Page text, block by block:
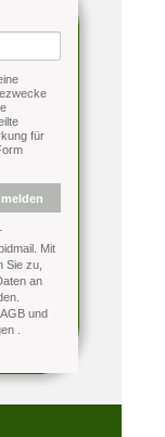
für
Mit
Sie zu,
an
AGB und